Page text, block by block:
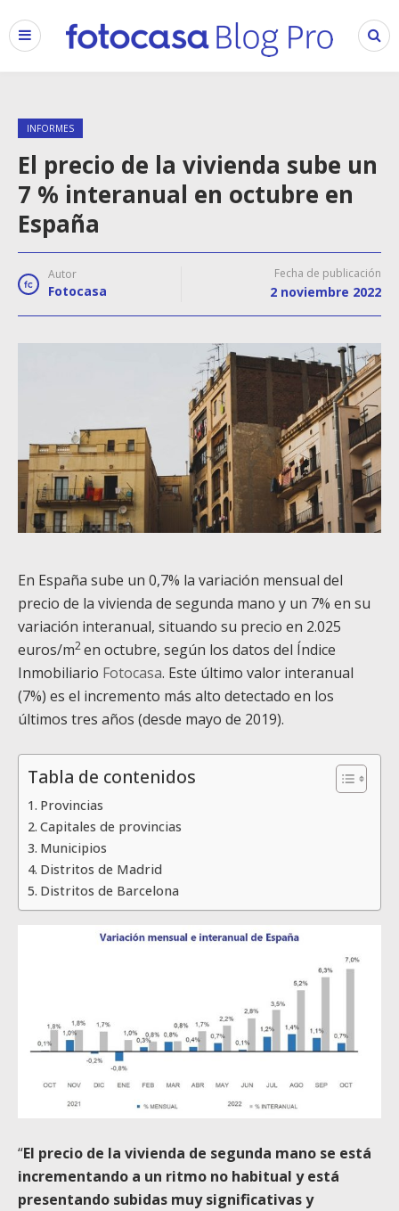
INFORMES
El precio de la vivienda sube un
7 % interanual en octubre en
España
Autor
Fotocasa
Fecha de publicación
2 noviembre 2022
En España sube un 0,7% la variación mensual del
precio de la vivienda de segunda mano y un 7% en su
variación interanual, situando su precio en 2.025
euros/m2en octubre, según los datos del Índice
Inmobiliario Fotocasa. Este último valor interanual
(7%) es el incremento más alto detectado en los
últimos tres años (desde mayo de 2019).
Tabla de contenidos
Provincias
Capitales de provincias
Municipios
Distritos de Madrid
Distritos de Barcelona
“El precio de la vivienda de segunda mano se está
incrementando a un ritmo no habitual y está
presentando subidas muy significativas y